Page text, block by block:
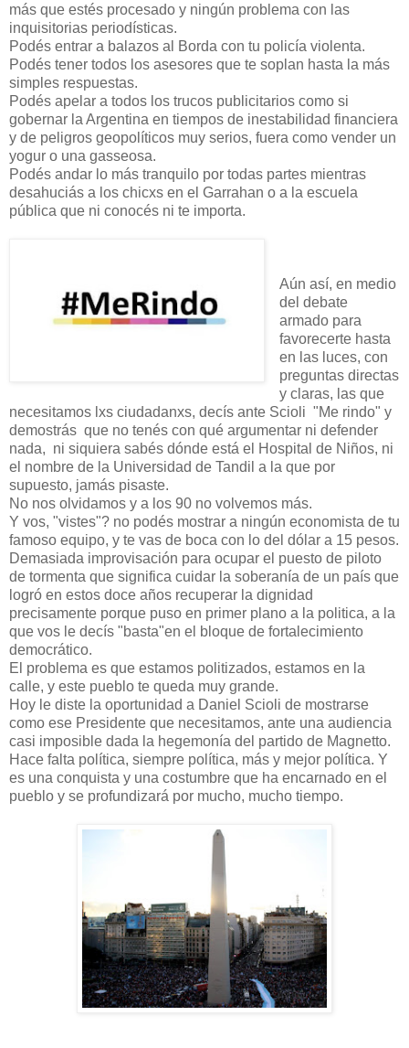
más que estés procesado y ningún problema con las
inquisitorias periodísticas.
Podés entrar a balazos al Borda con tu policía violenta.
Podés tener todos los asesores que te soplan hasta la más
simples respuestas.
Podés apelar a todos los trucos publicitarios como si
gobernar la Argentina en tiempos de inestabilidad financiera
y de peligros geopolíticos muy serios, fuera como vender un
yogur o una gasseosa.
Podés andar lo más tranquilo por todas partes mientras
desahuciás a los chicxs en el Garrahan o a la escuela
pública que ni conocés ni te importa.
Aún así, en medio
del debate
armado para
favorecerte hasta
en las luces, con
preguntas directas
y claras, las que
necesitamos lxs ciudadanxs, decís ante Scioli "Me rindo" y
demostrás que no tenés con qué argumentar ni defender
nada, ni siquiera sabés dónde está el Hospital de Niños, ni
el nombre de la Universidad de Tandil a la que por
supuesto, jamás pisaste.
No nos olvidamos y a los 90 no volvemos más.
Y vos, "vistes"? no podés mostrar a ningún economista de tu
famoso equipo, y te vas de boca con lo del dólar a 15 pesos.
Demasiada improvisación para ocupar el puesto de piloto
de tormenta que significa cuidar la soberanía de un país que
logró en estos doce años recuperar la dignidad
precisamente porque puso en primer plano a la politica, a la
que vos le decís "basta"en el bloque de fortalecimiento
democrático.
El problema es que estamos politizados, estamos en la
calle, y este pueblo te queda muy grande.
Hoy le diste la oportunidad a Daniel Scioli de mostrarse
como ese Presidente que necesitamos, ante una audiencia
casi imposible dada la hegemonía del partido de Magnetto.
Hace falta política, siempre política, más y mejor política. Y
es una conquista y una costumbre que ha encarnado en el
pueblo y se profundizará por mucho, mucho tiempo.